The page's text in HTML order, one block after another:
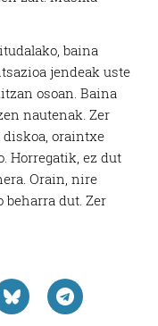
baina
jendeak uste
osoan. Baina
nautenak. Zer
oraintxe
Horregatik, ez dut
Orain, nire
beharra dut. Zer